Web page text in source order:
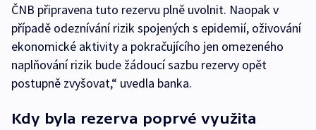
ČNB připravena tuto rezervu plně uvolnit. Naopak v
případě odeznívání rizik spojených s epidemií, oživování
ekonomické aktivity a pokračujícího jen omezeného
naplňování rizik bude žádoucí sazbu rezervy opět
postupně zvyšovat,“ uvedla banka.
Kdy byla rezerva poprvé využita